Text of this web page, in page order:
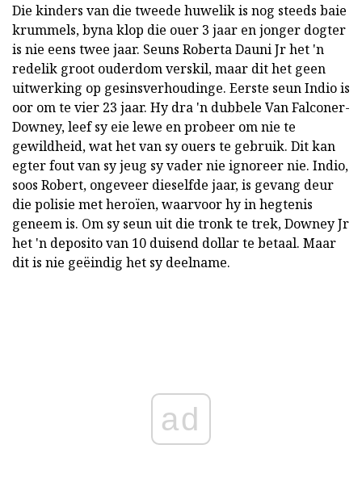
Die kinders van die tweede huwelik is nog steeds baie
krummels, byna klop die ouer 3 jaar en jonger dogter
is nie eens twee jaar. Seuns Roberta Dauni Jr het 'n
redelik groot ouderdom verskil, maar dit het geen
uitwerking op gesinsverhoudinge. Eerste seun Indio is
oor om te vier 23 jaar. Hy dra 'n dubbele Van Falconer-
Downey, leef sy eie lewe en probeer om nie te
gewildheid, wat het van sy ouers te gebruik. Dit kan
egter fout van sy jeug sy vader nie ignoreer nie. Indio,
soos Robert, ongeveer dieselfde jaar, is gevang deur
die polisie met heroïen, waarvoor hy in hegtenis
geneem is. Om sy seun uit die tronk te trek, Downey Jr
het 'n deposito van 10 duisend dollar te betaal. Maar
dit is nie geëindig het sy deelname.
ad